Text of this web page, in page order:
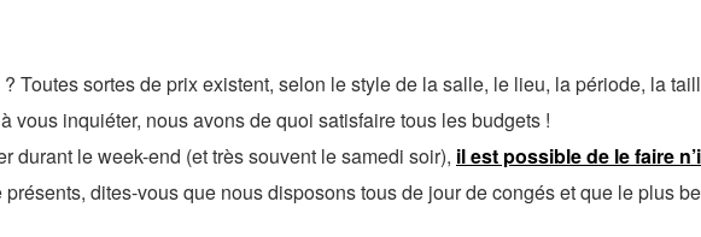
Toutes sortes de prix existent, selon le style de la salle, le lieu, la période, la
vous inquiéter, nous avons de quoi satisfaire tous les budgets !
durant le week-end (et très souvent le samedi soir), il est possible de le faire
dites-vous que nous disposons tous de jour de congés et que le plus